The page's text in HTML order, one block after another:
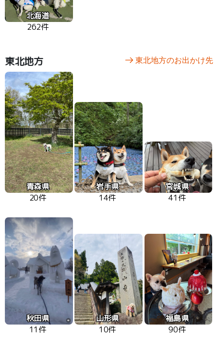
北海道
262件
東北地方 東北地方のお出かけ先
青森県
20件
岩手県
14件
宮城県
41件
秋田県
11件
山形県
10件
福島県
90件